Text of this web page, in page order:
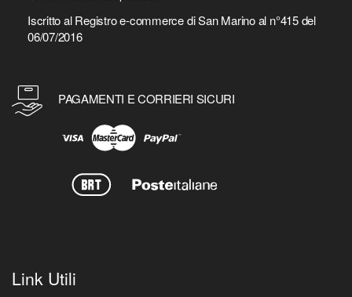
Iscritto al Registro e-commerce di San Marino al n°415 del
06/07/2016
PAGAMENTI E CORRIERI SICURI
Link Utili